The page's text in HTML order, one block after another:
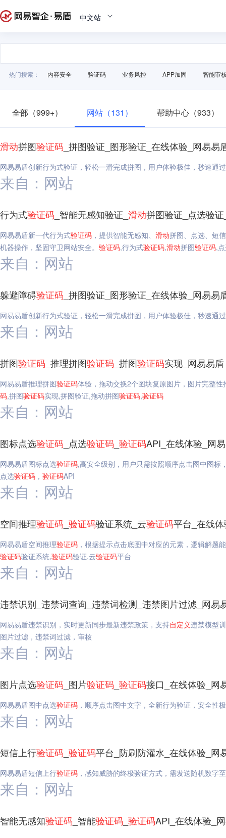
中文站
热门搜索： 内容安全 验证码 业务风控 APP加固 智能审
全部（999+） 网站（131） 帮助中心（933）
滑动拼图验证码 _拼图验证_图形验证_在线体验_网易易
网易易盾创新行为式验证，轻松一滑完成拼图，用户体验极佳，秒速通
来自：网站
行为式验证码 _智能无感知验证_ 滑动拼图验证_点选验
网易易盾新一代行为式验证码 ，提供智能无感知、 滑动拼图、点选、短
机器操作，坚固守卫网站安全。 验证码,行为式验证码,滑动拼图验证码,
来自：网站
躲避障碍验证码 _拼图验证_图形验证_在线体验_网易易
网易易盾创新行为式验证，轻松一滑完成拼图，用户体验极佳，秒速通
来自：网站
拼图验证码 _推理拼图验证码 _拼图验证码实现_网易易盾
网易易盾推理拼图验证码体验，拖动交换2个图块复原图片，图片完整
码,拼图验证码实现,拼图验证,拖动拼图验证码,验证码
来自：网站
图标点选验证码 _点选验证码 验证码API_在线体验_网
网易易盾图标点选验证码,高安全级别，用户只需按照顺序点击图中图标
点选验证码 ， 验证码API
来自：网站
空间推理验证码 验证码验证系统_云验证码平台_在线
网易易盾空间推理验证码 ，根据提示点击底图中对应的元素，逻辑解题
验证码验证系统,验证码验证,云验证码平台
来自：网站
违禁识别_违禁词查询_违禁词检测_违禁图片过滤_网易
网易易盾违禁识别，实时更新同步最新违禁政策，支持自定义违禁模型
图片过滤，违禁词过滤，审核
来自：网站
图片点选验证码 _图片验证码 验证码接口_在线体验_网
网易易盾图中点选验证码 ，顺序点击图中文字，全新行为验证，安全性
来自：网站
短信上行验证码 验证码平台_防刷防灌水_在线体验_网
网易易盾短信上行验证码 ，感知威胁的终极验证方式，需发送随机数字
来自：网站
智能无感知验证码 _智能验证码 验证码API_在线体验_